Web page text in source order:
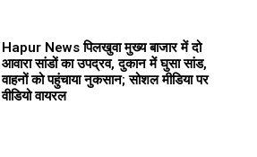
Hapur News पिलखुवा मुख्य बाजार में दो
आवारा सांडों का उपद्रव, दुकान में घुसा सांड,
वाहनों को पहुंचाया नुकसान; सोशल मीडिया पर
वीडियो वायरल